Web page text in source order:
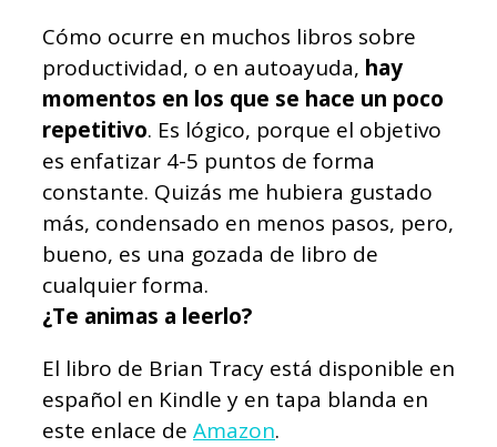
Cómo ocurre en muchos libros sobre
productividad, o en autoayuda, hay
momentos en los que se hace un poco
repetitivo. Es lógico, porque el objetivo
es enfatizar 4-5 puntos de forma
constante. Quizás me hubiera gustado
más, condensado en menos pasos, pero,
bueno, es una gozada de libro de
cualquier forma.
¿Te animas a leerlo?
El libro de Brian Tracy está disponible en
español en Kindle y en tapa blanda en
este enlace de Amazon.